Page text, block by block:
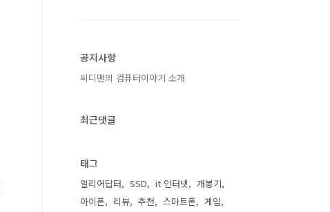
공지사항
씨디맨의 컴퓨터이야기 소개
최근댓글
태그
얼리어답터 SSD it 인터넷
개봉기
아이폰
리뷰 추천 스마트폰
게임